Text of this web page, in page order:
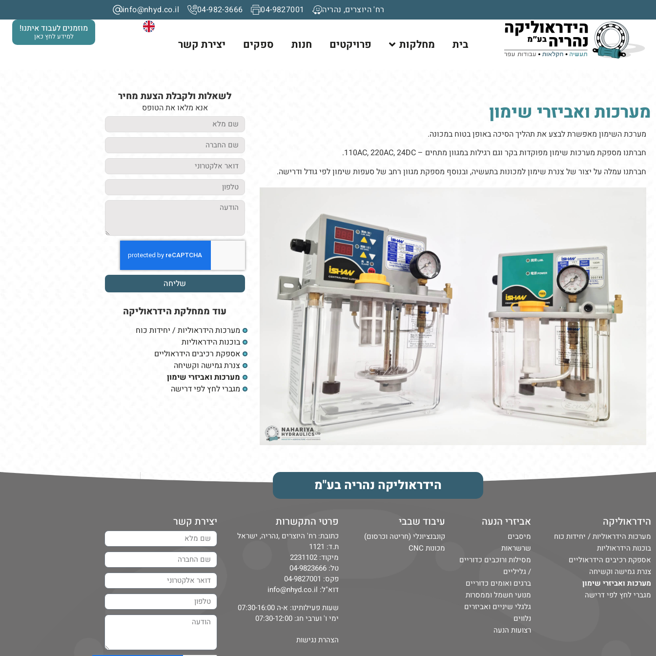
רח' היוצרים, נהריה 04-9827001
04-982-3666
info@nhyd.co.il
בית מחלקות פרויקטים חנות ספקים יצירת קשר
מוזמנים לעבוד איתנו!
למידע לחץ כאן
מערכות ואביזרי שימון
מערכת השימון מאפשרת לבצע את תהליך הסיכה באופן בטוח במכונה.
חברתנו מספקת מערכות שימון מפוקדות בקר וגם רגילות במגוון מתחים – 110AC, 220AC, 24DC.
חברתנו עמלה על יצור של צנרת שימון למכונות בתעשיה, ובנוסף מספקת מגוון רחב של סעפות שימון לפי גודל ודרישה.
לשאלות ולקבלת הצעת מחיר
אנא מלאו את הטופס
שליחה
עוד ממחלקת הידראוליקה
מערכות הידראוליות / יחידות כוח
בוכנות הידראוליות
אספקת רכיבים הידראוליים
צנרת גמישה וקשיחה
מערכות ואביזרי שימון
מגברי לחץ לפי דרישה
הידראוליקה נהריה בע"מ
הידראוליקה
מערכות הידראוליות / יחידות כוח
בוכנות הידראוליות
אספקת רכיבים הידראוליים
צנרת גמישה וקשיחה
מערכות ואביזרי שימון
מגברי לחץ לפי דרישה
אביזרי הנעה
מיסבים
שרשראות
מסילות ורוכבים כדוריים
/ גליליים​
ברגים ואומים כדוריים
מנועי חשמל וממסרות
גלגלי שיניים ואביזרים
נלווים
רצועות הנעה
עיבוד שבבי
קונבנציונלי (חריטה וכרסום)
מכונות CNC
פרטי התקשרות
כתובת: רח' היוצרים ,נהריה, ישראל
ת.ד: 1121
מיקוד: 2231102
טל: 04-9823666
פקס: 04-9827001
דוא"ל: info@nhyd.co.il
שעות פעילותינו: א-ה 07:30-16:00
ימי ו' וערבי חג: 07:30-12:00
הצהרת נגישות
יצירת קשר